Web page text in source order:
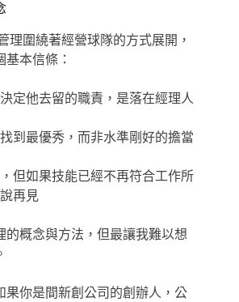
理圍繞著經營球隊的方式展開，
本信條：
定他去留的職責，是落在經理人
到最優秀，而非水準剛好的擔當
但如果技能已經不再符合工作所
再見
的概念與方法，但最讓我難以想
果你是間新創公司的創辦人，公